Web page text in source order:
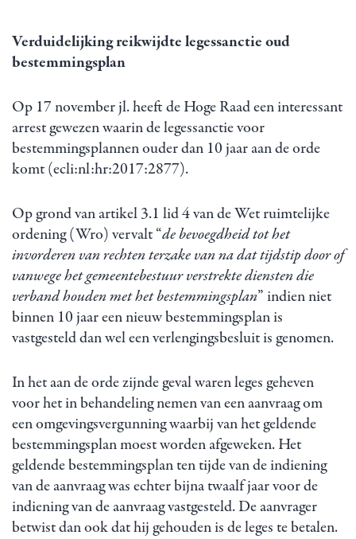
Verduidelijking reikwijdte legessanctie oud
bestemmingsplan
Op 17 november jl. heeft de Hoge Raad een interessant
arrest gewezen waarin de legessanctie voor
bestemmingsplannen ouder dan 10 jaar aan de orde
komt (ecli:nl:hr:2017:2877).
Op grond van artikel 3.1 lid 4 van de Wet ruimtelijke
ordening (Wro) vervalt “de bevoegdheid tot het
invorderen van rechten terzake van na dat tijdstip door of
vanwege het gemeentebestuur verstrekte diensten die
verband houden met het bestemmingsplan” indien niet
binnen 10 jaar een nieuw bestemmingsplan is
vastgesteld dan wel een verlengingsbesluit is genomen.
In het aan de orde zijnde geval waren leges geheven
voor het in behandeling nemen van een aanvraag om
een omgevingsvergunning waarbij van het geldende
bestemmingsplan moest worden afgeweken. Het
geldende bestemmingsplan ten tijde van de indiening
van de aanvraag was echter bijna twaalf jaar voor de
indiening van de aanvraag vastgesteld. De aanvrager
betwist dan ook dat hij gehouden is de leges te betalen.